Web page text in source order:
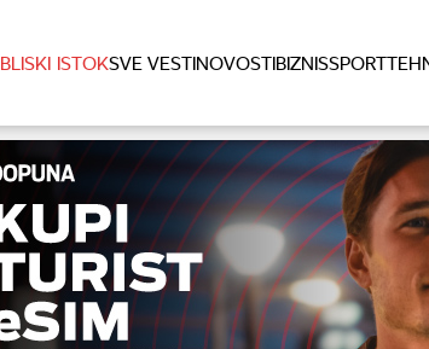
BLISKI ISTOKSVE VESTINOVOSTIBIZNISSPORT